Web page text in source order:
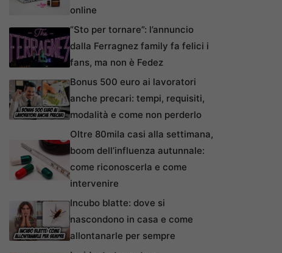
online
“Sto per tornare”: l’annuncio
dalla Ferragnez family fa felici i
fans, ma non è Fedez
Bonus 500 euro ai lavoratori
anche precari: tempi, requisiti,
modalità e come non perderlo
Oltre 80mila casi alla settimana,
boom dell’influenza autunnale:
come riconoscerla e come
intervenire
Incubo blatte: dove si
nascondono in casa e come
allontanarle per sempre